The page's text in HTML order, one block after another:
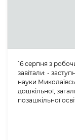
16 серпня з
завітали: -
науки
дошкільної,
позашкільної